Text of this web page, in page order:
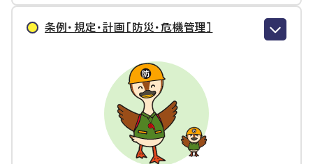
条例・規定・計画［防災・危機管理］